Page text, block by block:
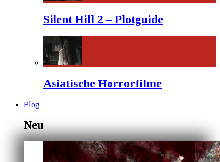
Silent Hill 2 – Plotguide
Asiatische Horrorfilme
Blog
Neu